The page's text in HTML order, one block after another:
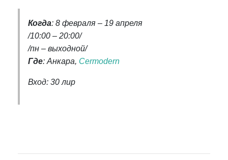
Когда: 8 февраля – 19 апреля
/10:00 – 20:00/
/пн – выходной/
Где: Анкара, Cermodern
Вход: 30 лир